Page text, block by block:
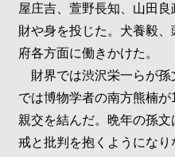
屋庄吉、萱野長知、山田
財や身を投じた。犬養毅
府各方面に働きかけた。
財界では渋沢栄一らが孫
では博物学者の南方熊楠
親交を結んだ。晩年の孫
戒と批判を抱くようにな